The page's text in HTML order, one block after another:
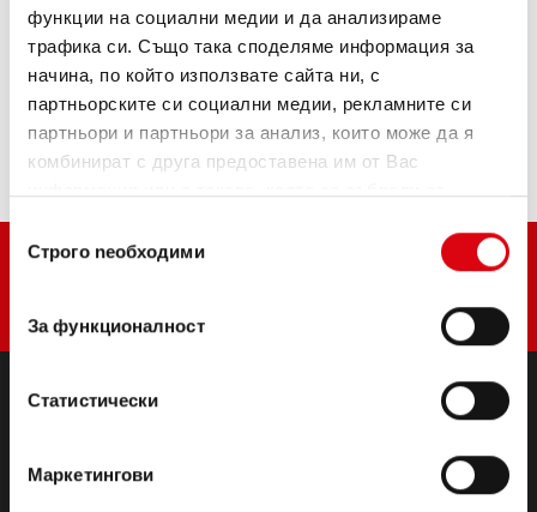
функции на социални медии и да анализираме
трафика си. Също така споделяме информация за
начина, по който използвате сайта ни, с
партньорските си социални медии, рекламните си
партньори и партньори за анализ, които може да я
комбинират с друга предоставена им от Вас
Избор
наСтрого nеобходими
За функционалност
Статистически
Маркетингови
Купете този акумулатор:
ТЪРГОВЦИ И СЕРВИЗИ ЗА МОНТАЖ >
Стартерни и електрически батерии